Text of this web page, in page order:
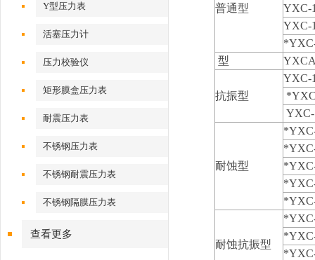
Y型压力表
活塞压力计
压力校验仪
矩形膜盒压力表
耐震压力表
不锈钢压力表
不锈钢耐震压力表
不锈钢隔膜压力表
查看更多
普通型
YXC-
YXC-
型
抗振型
YXC-
耐蚀型
耐蚀抗振型